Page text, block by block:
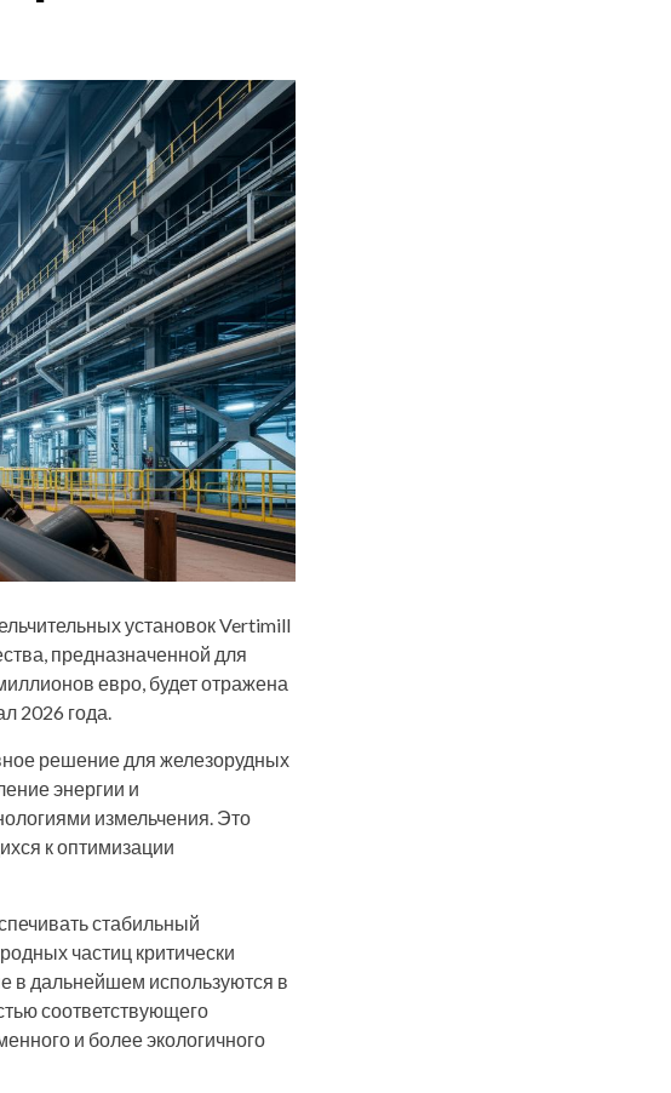
установок Vertimill
предназначенной для
евро, будет отражена
2026 года.
решение для железорудных
энергии и
измельчения. Это
к оптимизации
стабильный
частиц критически
в дальнейшем используются в
соответствующего
и более экологичного